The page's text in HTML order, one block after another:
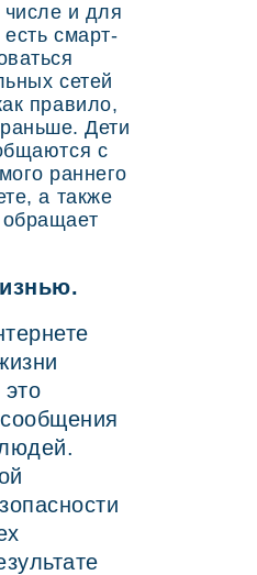
числе и для
смарт-
сетей
правило,
Дети
с
раннего
а также